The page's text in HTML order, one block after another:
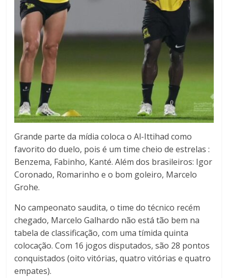
Grande parte da mídia coloca o Al-Ittihad como
favorito do duelo, pois é um time cheio de estrelas :
Benzema, Fabinho, Kanté. Além dos brasileiros: Igor
Coronado, Romarinho e o bom goleiro, Marcelo
Grohe.
No campeonato saudita, o time do técnico recém
chegado, Marcelo Galhardo não está tão bem na
tabela de classificação, com uma tímida quinta
colocação. Com 16 jogos disputados, são 28 pontos
conquistados (oito vitórias, quatro vitórias e quatro
empates).